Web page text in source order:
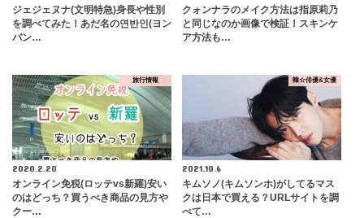
ジェジェヌナ(文明特急)身長や性別
を調べてみた！あだ名の연반인(ヨン
バン…
クォンナラのメイク方法は指原莉乃
と同じなのか画像で検証！スキンケ
ア方法も…
旅行情報
2020.2.20
オンライン免税(ロッテvs新羅)安い
のはどっち？買うべき商品の見方や
クー…
韓☆俳優&女優
2021.10.6
キムソノ(キムソンホ)がしてるマス
クは日本で買える？URLサイトを調
べて…